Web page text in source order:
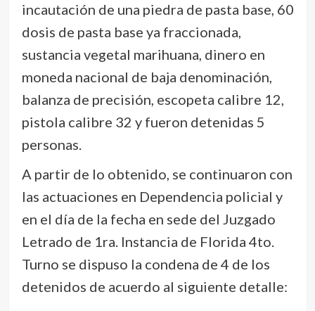
incautación de una piedra de pasta base, 60
dosis de pasta base ya fraccionada,
sustancia vegetal marihuana, dinero en
moneda nacional de baja denominación,
balanza de precisión, escopeta calibre 12,
pistola calibre 32 y fueron detenidas 5
personas.
A partir de lo obtenido, se continuaron con
las actuaciones en Dependencia policial y
en el día de la fecha en sede del Juzgado
Letrado de 1ra. Instancia de Florida 4to.
Turno se dispuso la condena de 4 de los
detenidos de acuerdo al siguiente detalle: